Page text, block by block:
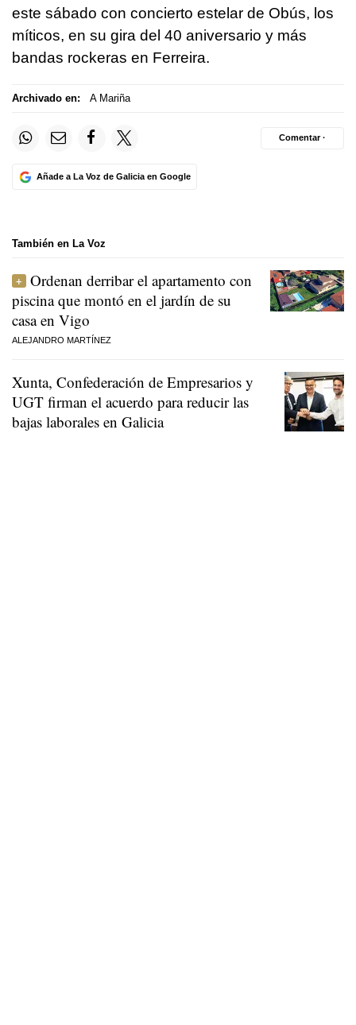
este sábado con concierto estelar de Obús, los
míticos, en su gira del 40 aniversario y más
bandas rockeras en Ferreira.
Archivado en: A Mariña
Añade a La Voz de Galicia en Google
Comentar ·
También en La Voz
Ordenan derribar el apartamento con
piscina que montó en el jardín de su
casa en Vigo
ALEJANDRO MARTÍNEZ
Xunta, Confederación de Empresarios y
UGT firman el acuerdo para reducir las
bajas laborales en Galicia